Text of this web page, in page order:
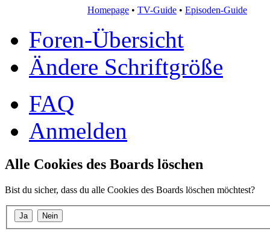
Homepage • TV-Guide • Episoden-Guide
Foren-Übersicht
Ändere Schriftgröße
FAQ
Anmelden
Alle Cookies des Boards löschen
Bist du sicher, dass du alle Cookies des Boards löschen möchtest?